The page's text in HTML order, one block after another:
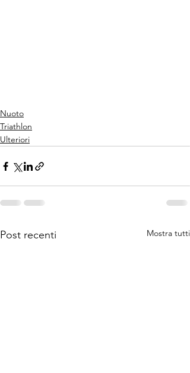
Nuoto
Triathlon
Ulteriori
Post recenti Mostra tutti